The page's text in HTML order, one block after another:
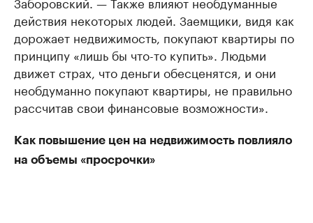
действия некоторых людей. Заемщики, видя как
дорожает недвижимость, покупают квартиры по
принципу «лишь бы что-то купить». Людьми
движет страх, что деньги обесценятся, и они
необдуманно покупают квартиры, не правильно
рассчитав свои финансовые возможности».
Как повышение цен на недвижимость повлияло
на объемы «просрочки»